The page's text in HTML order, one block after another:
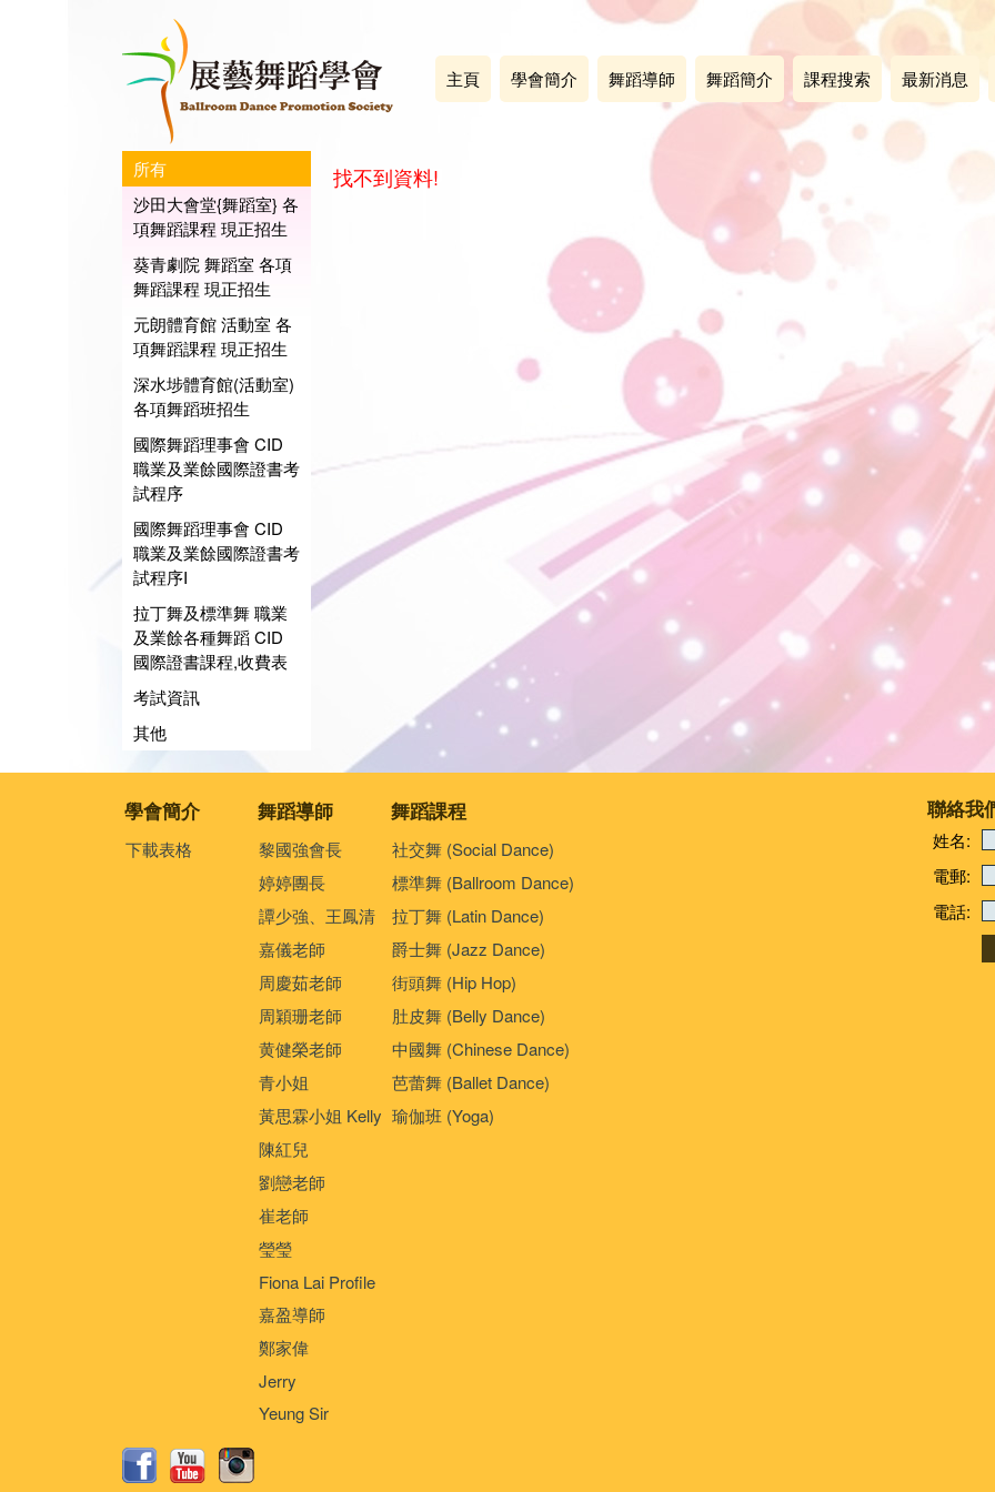
主頁 學會簡介 舞蹈導師 舞蹈簡介 課程搜索 最新消息
所有
沙田大會堂{舞蹈室} 各
項舞蹈課程 現正招生
葵青劇院 舞蹈室 各項
舞蹈課程 現正招生
元朗體育館 活動室 各
項舞蹈課程 現正招生
深水埗體育館(活動室)
各項舞蹈班招生
國際舞蹈理事會 CID
職業及業餘國際證書考
試程序
國際舞蹈理事會 CID
職業及業餘國際證書考
試程序I
拉丁舞及標準舞 職業
及業餘各種舞蹈 CID
國際證書課程,收費表
考試資訊
其他
找不到資料!
學會簡介 舞蹈導師 舞蹈課程
下載表格
黎國強會長
婷婷團長
譚少強、王鳳清
嘉儀老師
周慶茹老師
周穎珊老師
黄健榮老師
青小姐
黃思霖小姐 Kelly
陳紅兒
劉戀老師
崔老師
瑩瑩
Fiona Lai Profile
嘉盈導師
鄭家偉
Jerry
Yeung Sir
社交舞 (Social Dance)
標準舞 (Ballroom Dance)
拉丁舞 (Latin Dance)
爵士舞 (Jazz Dance)
街頭舞 (Hip Hop)
肚皮舞 (Belly Dance)
中國舞 (Chinese Dance)
芭蕾舞 (Ballet Dance)
瑜伽班 (Yoga)
聯絡我
姓名:
電郵:
電話: